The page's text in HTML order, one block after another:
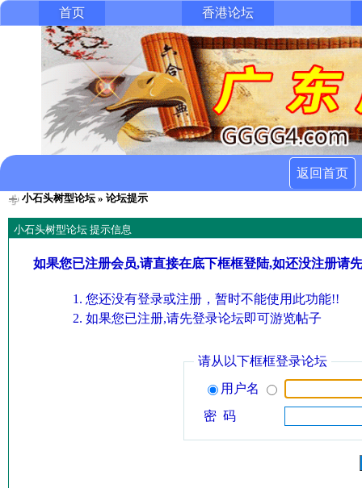
首页 香港论坛
返回首页
小石头树型论坛» 论坛提示
小石头树型论坛 提示信息
如果您已注册会员,请直接在底下框框登陆,如还没注册请
您还没有登录或注册，暂时不能使用此功能!!
如果您已注册,请先登录论坛即可游览帖子
请从以下框框登录论坛
用户名
密 码